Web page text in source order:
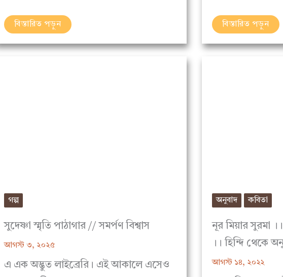
বিস্তারিত পড়ুন বিস্তারিত পড়ুন
গল্প
সুদেষ্ণা স্মৃতি পাঠাগার // সমর্পণ বিশ্বাস
আগস্ট ৩, ২০২৫
এ এক অদ্ভুত লাইব্রেরি। এই আকালে এসেও
অনুবাদ কবিতা
নূর মিয়ার সুরমা ।।
।। হিন্দি থেকে
আগস্ট ১৪, ২০২২